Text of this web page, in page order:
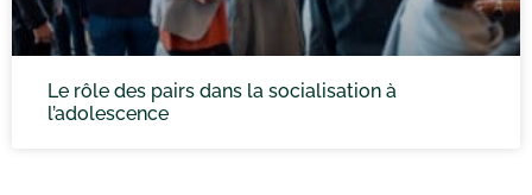
Le rôle des pairs dans la socialisation à
l’adolescence